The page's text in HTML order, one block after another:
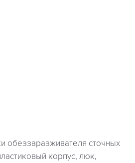
обеззаразживателя сточных
корпус, люк,